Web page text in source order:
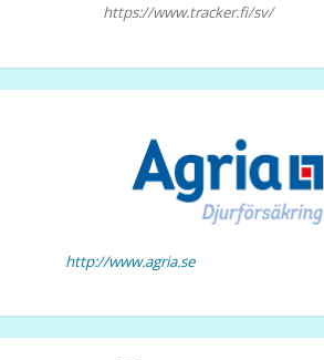
https://www.tracker.fi/sv/
http://www.agria.se